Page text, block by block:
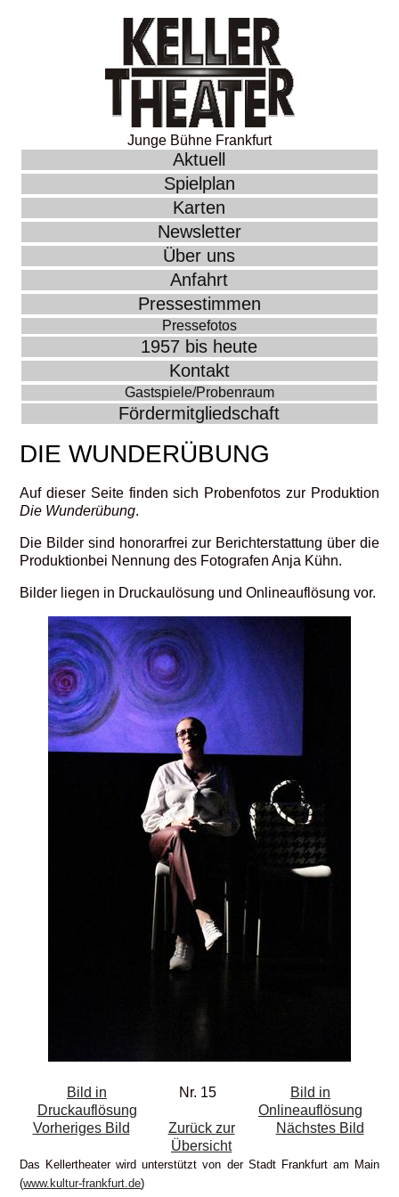
Junge Bühne Frankfurt
Aktuell
Spielplan
Karten
Newsletter
Über uns
Anfahrt
Pressestimmen
Pressefotos
1957 bis heute
Kontakt
Gastspiele/Probenraum
Fördermitgliedschaft
DIE WUNDERÜBUNG
Auf dieser Seite finden sich Probenfotos zur Produktion
Die Wunderübung.
Die Bilder sind honorarfrei zur Berichterstattung über die
Produktionbei Nennung des Fotografen Anja Kühn.
Bilder liegen in Druckaulösung und Onlineauflösung vor.
Bild in
Druckauflösung
Nr. 15
Bild in
Onlineauflösung
Vorheriges Bild
Zurück zur
Übersicht
Nächstes Bild
Das Kellertheater wird unterstützt von der Stadt Frankfurt am Main
(www.kultur-frankfurt.de)